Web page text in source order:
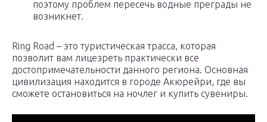
поэтому проблем пересечь водные преграды не
возникнет.
Ring Road – это туристическая трасса, которая
позволит вам лицезреть практически все
достопримечательности данного региона. Основная
цивилизация находится в городе Акюрейри, где вы
сможете остановиться на ночлег и купить сувениры.